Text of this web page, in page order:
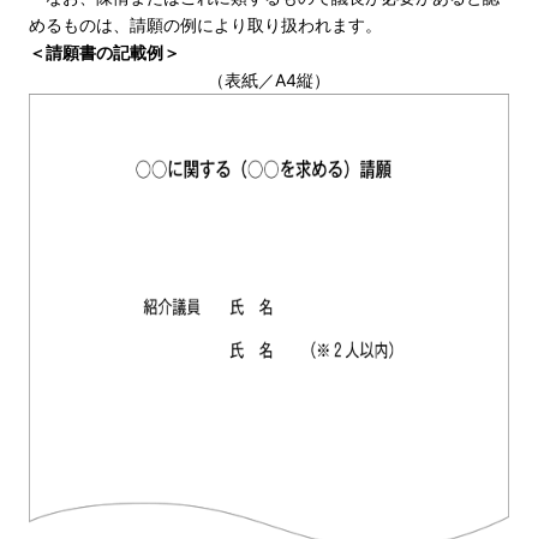
めるものは、請願の例により取り扱われます。
＜請願書の記載例＞
（表紙／A4縦）